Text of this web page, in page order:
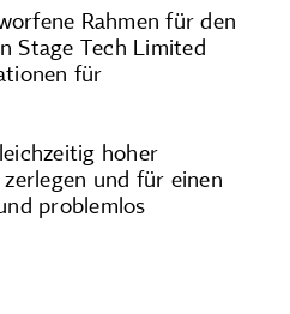
Rahmen für den
Stage Tech Limited
für
hoher
und für einen
problemlos